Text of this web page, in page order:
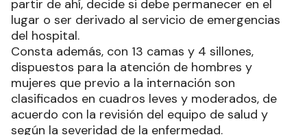
partir de ahí, decide si debe permanecer en el
lugar o ser derivado al servicio de emergencias
del hospital.
Consta además, con 13 camas y 4 sillones,
dispuestos para la atención de hombres y
mujeres que previo a la internación son
clasificados en cuadros leves y moderados, de
acuerdo con la revisión del equipo de salud y
según la severidad de la enfermedad.